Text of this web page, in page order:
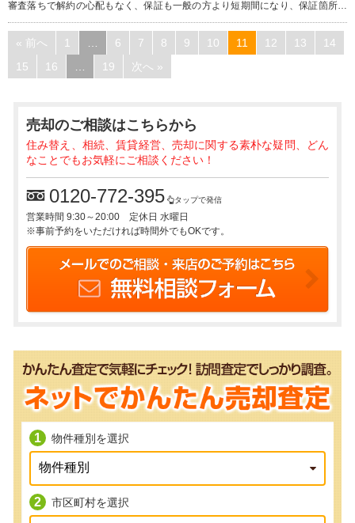
審査落ちで解約の心配もなく、保証も一般の方より短期間になり、保証箇所も
少ないので、売却後に費用が掛かる心配も少なくなります。 値段は多少安くな
ってしまいますが、手間を考えると、今回のような選択をされるお客様も少な
くありません。 ぜひ、ご検討ください！
« 前へ 1 … 6 7 8 9 10 11 12 13
14
15
16 … 19 次へ »
売却のご相談はこちらから
住み替え、相続、賃貸経営、売却に関する素朴な疑問、どん
なことでもお気軽にご相談ください！
0120-772-395 タップで発信
営業時間 9:30～20:00 定休日 水曜日
※事前予約をいただければ時間外でもOKです。
物件種別を選択
市区町村を選択